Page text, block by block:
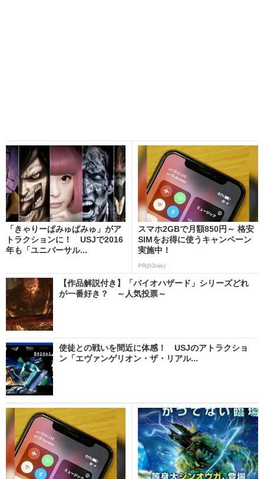
「きゃりーぱみゅぱみゅ」がア
トラクションに！ USJで2016
年も「ユニバーサル...
スマホ2GBで月額850円～ 格安
SIMをお得に使うキャンペーン
実施中！
PR(IIJmio)
【作品解説付き】「バイオハザード」シリーズどれ
が一番好き？ ～人気投票～
使徒との戦いを間近に体感！ USJのアトラクショ
ン「エヴァンゲリオン・ザ・リアル...